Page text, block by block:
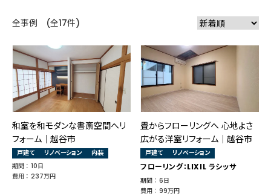
全事例 (全17件)
和室を和モダンな書斎空間へリ
フォーム｜越谷市
戸建て リノベーション
内装
期間 ： 10日
費用 ： 237万円
畳からフローリングへ 心地よさ
広がる洋室リフォーム｜越谷市
戸建て リノベーション
フローリング：LIXIL ラシッサ
期間 ： 6日
費用 ： 99万円